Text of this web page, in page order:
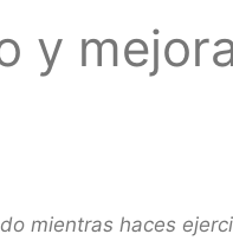
y
mientras haces